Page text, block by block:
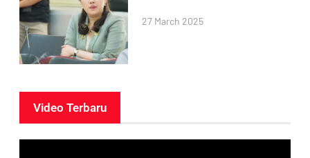
27 March 2025
Video Terbaru